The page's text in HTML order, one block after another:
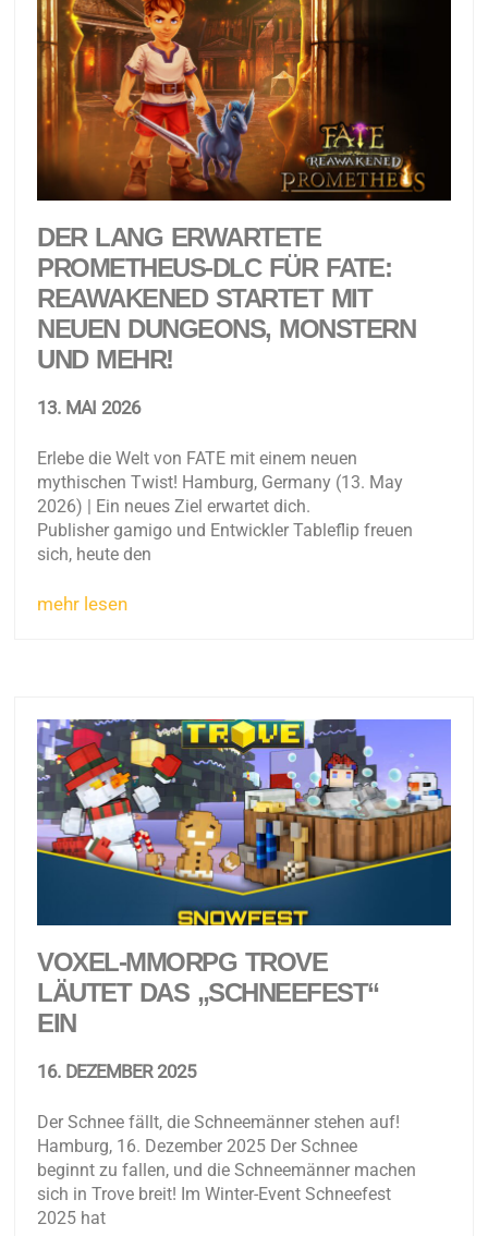
DER LANG ERWARTETE
PROMETHEUS-DLC FÜR FATE:
REAWAKENED STARTET MIT
NEUEN DUNGEONS, MONSTERN
UND MEHR!
13. MAI 2026
Erlebe die Welt von FATE mit einem neuen
mythischen Twist! Hamburg, Germany (13. May
2026) | Ein neues Ziel erwartet dich.
Publisher gamigo und Entwickler Tableflip freuen
sich, heute den
mehr lesen
VOXEL-MMORPG TROVE
LÄUTET DAS „SCHNEEFEST“
EIN
16. DEZEMBER 2025
Der Schnee fällt, die Schneemänner stehen auf!
Hamburg, 16. Dezember 2025 Der Schnee
beginnt zu fallen, und die Schneemänner machen
sich in Trove breit! Im Winter-Event Schneefest
2025 hat